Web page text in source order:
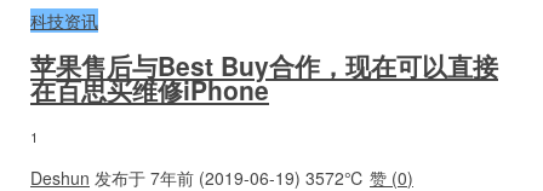
科技资讯
苹果售后与Best Buy合作，现在可以直接
在百思买维修iPhone
1
Deshun 发布于 7年前 (2019-06-19) 3572℃ 赞 (0)